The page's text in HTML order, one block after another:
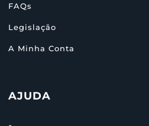
FAQs
Legislação
A Minha Conta
AJUDA